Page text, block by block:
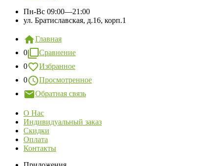
Пн-Вс 09:00—21:00
ул. Братиславская, д.16, корп.1
Главная
0
Сравнение
0
Избранное
0
Просмотренное
Обратная связь
О Нас
Индивидуальный заказ
Скидки
Оплата
Контакты